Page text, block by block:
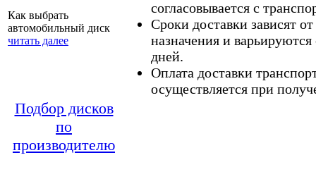
Как выбрать
автомобильный диск
читать далее
Подбор дисков
по
производителю
согласовывается с
Сроки доставки зависят
назначения и
дней.
Оплата доставки
осуществляется при